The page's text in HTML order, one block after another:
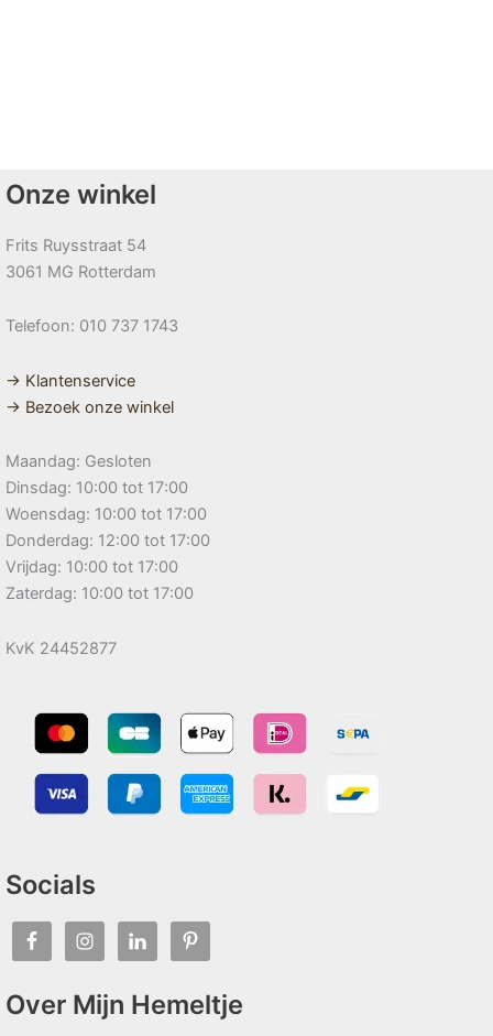
Onze winkel
Frits Ruysstraat 54
3061 MG Rotterdam
Telefoon: 010 737 1743
→ Klantenservice
→ Bezoek onze winkel
Maandag: Gesloten
Dinsdag: 10:00 tot 17:00
Woensdag: 10:00 tot 17:00
Donderdag: 12:00 tot 17:00
Vrijdag: 10:00 tot 17:00
Zaterdag: 10:00 tot 17:00
KvK 24452877
Socials
Over Mijn Hemeltje